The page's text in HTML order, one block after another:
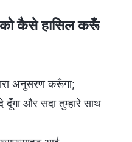
को कैसे हासिल करूँ
अनुसरण करूँगा;
दूँगा और सदा तुम्हारे साथ